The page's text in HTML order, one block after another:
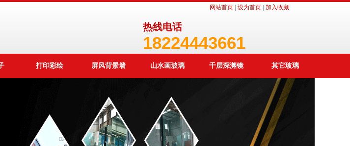
网站首页| 设为首页| 加入收藏
热线电话
18224443661
打印彩绘 屏风背景墙 山水画玻璃 千层深渊镜 其它玻璃